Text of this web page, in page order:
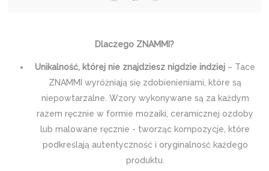
Dlaczego ZNAMMI?
Unikalność, której nie znajdziesz nigdzie indziej – Tace
ZNAMMI wyróżniają się zdobienieniami, które są
niepowtarzalne. Wzory wykonywane są za każdym
razem ręcznie w formie mozaiki, ceramicznej ozdoby
lub malowane ręcznie - tworząc kompozycje, które
podkreślają autentyczność i oryginalność każdego
produktu.